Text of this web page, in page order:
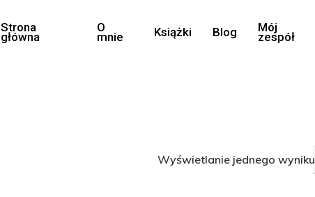
Strona
główna
O
mnie Książki Blog Mój
zespół
Wyświetlanie jednego wyniku